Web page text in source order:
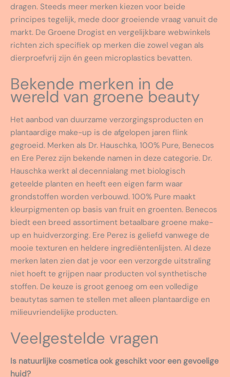
dragen. Steeds meer merken kiezen voor beide
principes tegelijk, mede door groeiende vraag vanuit de
markt. De Groene Drogist en vergelijkbare webwinkels
richten zich specifiek op merken die zowel vegan als
dierproefvrij zijn én geen microplastics bevatten.
Bekende merken in de
wereld van groene beauty
Het aanbod van duurzame verzorgingsproducten en
plantaardige make-up is de afgelopen jaren flink
gegroeid. Merken als Dr. Hauschka, 100% Pure, Benecos
en Ere Perez zijn bekende namen in deze categorie. Dr.
Hauschka werkt al decennialang met biologisch
geteelde planten en heeft een eigen farm waar
grondstoffen worden verbouwd. 100% Pure maakt
kleurpigmenten op basis van fruit en groenten. Benecos
biedt een breed assortiment betaalbare groene make-
up en huidverzorging. Ere Perez is geliefd vanwege de
mooie texturen en heldere ingrediëntenlijsten. Al deze
merken laten zien dat je voor een verzorgde uitstraling
niet hoeft te grijpen naar producten vol synthetische
stoffen. De keuze is groot genoeg om een volledige
beautytas samen te stellen met alleen plantaardige en
milieuvriendelijke producten.
Veelgestelde vragen
Is natuurlijke cosmetica ook geschikt voor een gevoelige
huid?